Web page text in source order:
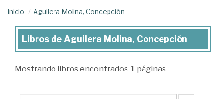
Inicio Aguilera Molina, Concepción
Libros
Aguilera
Libros de Aguilera Molina, Concepción
Mostrando libros encontrados. 1 páginas.